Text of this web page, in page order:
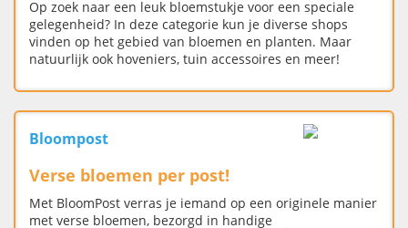
Op zoek naar een leuk bloemstukje voor een speciale
gelegenheid? In deze categorie kun je diverse shops
vinden op het gebied van bloemen en planten. Maar
natuurlijk ook hoveniers, tuin accessoires en meer!
Bloompost
Verse bloemen per post!
Met BloomPost verras je iemand op een originele manier
met verse bloemen, bezorgd in handige